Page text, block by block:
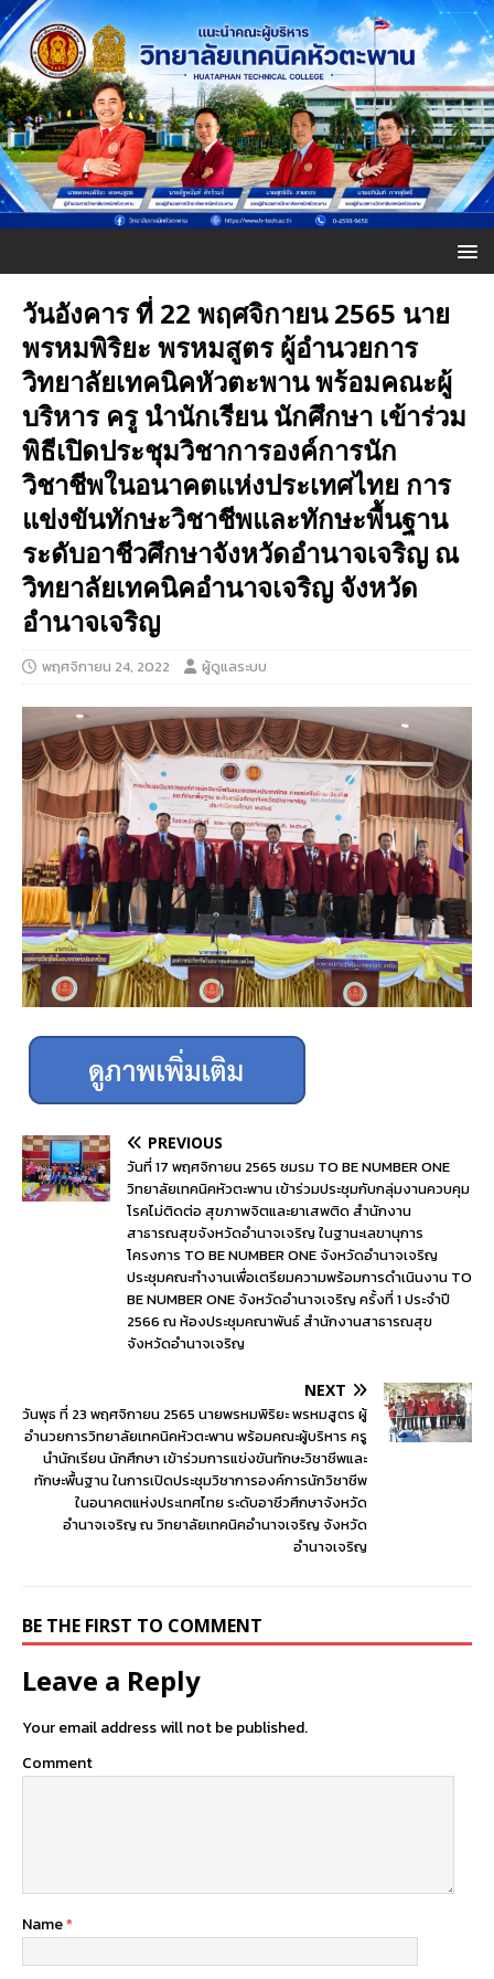
วันอังคาร ที่ 22 พฤศจิกายน 2565 นาย
พรหมพิริยะ พรหมสูตร ผู้อำนวยการ
วิทยาลัยเทคนิคหัวตะพาน พร้อมคณะผู้
บริหาร ครู นำนักเรียน นักศึกษา เข้าร่วม
พิธีเปิดประชุมวิชาการองค์การนัก
วิชาชีพในอนาคตแห่งประเทศไทย การ
แข่งขันทักษะวิชาชีพและทักษะพื้นฐาน
ระดับอาชีวศึกษาจังหวัดอำนาจเจริญ ณ
วิทยาลัยเทคนิคอำนาจเจริญ จังหวัด
อำนาจเจริญ
พฤศจิกายน 24, 2022 ผู้ดูแลระบบ
PREVIOUS
วันที่ 17 พฤศจิกายน 2565 ชมรม TO BE NUMBER ONE
วิทยาลัยเทคนิคหัวตะพาน เข้าร่วมประชุมกับกลุ่มงานควบคุม
โรคไม่ติดต่อ สุขภาพจิตและยาเสพติด สำนักงาน
สาธารณสุขจังหวัดอำนาจเจริญ ในฐานะเลขานุการ
โครงการ TO BE NUMBER ONE จังหวัดอำนาจเจริญ
ประชุมคณะทำงานเพื่อเตรียมความพร้อมการดำเนินงาน TO
BE NUMBER ONE จังหวัดอำนาจเจริญ ครั้งที่ 1 ประจำปี
2566 ณ ห้องประชุมคณาพันธ์ สำนักงานสาธารณสุข
จังหวัดอำนาจเจริญ
NEXT
วันพุธ ที่ 23 พฤศจิกายน 2565 นายพรหมพิริยะ พรหมสูตร ผู้
อำนวยการวิทยาลัยเทคนิคหัวตะพาน พร้อมคณะผู้บริหาร ครู
นำนักเรียน นักศึกษา เข้าร่วมการแข่งขันทักษะวิชาชีพและ
ทักษะพื้นฐาน ในการเปิดประชุมวิชาการองค์การนักวิชาชีพ
ในอนาคตแห่งประเทศไทย ระดับอาชีวศึกษาจังหวัด
อำนาจเจริญ ณ วิทยาลัยเทคนิคอำนาจเจริญ จังหวัด
อำนาจเจริญ
BE THE FIRST TO COMMENT
Leave a Reply
Your email address will not be published.
Comment
Name*